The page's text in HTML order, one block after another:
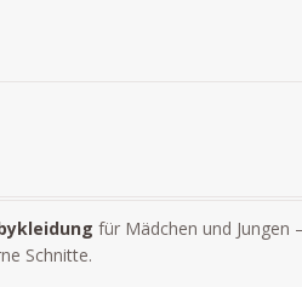
für Mädchen und Jungen
Schnitte.